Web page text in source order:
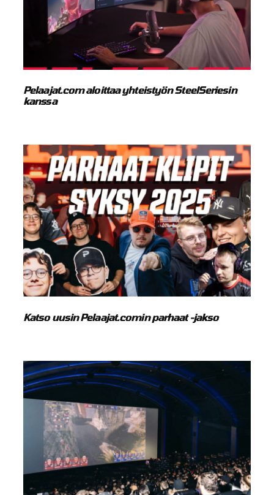
Pelaajat.com aloittaa yhteistyön SteelSeriesin
kanssa
Katso uusin Pelaajat.comin parhaat -jakso